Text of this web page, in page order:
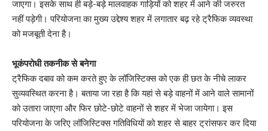
जाएगा। इसके साथ ही बड़े-बड़े मालवाहक गाड़ियों को शहर में आने की जरुरत
नहीं पड़ेगी। परियोजना का मुख्य उद्देश्य शहर में लगातार बढ़ रहे ट्रैफिक व्यवस्था
को मजबूती देना है।
भूकंपरोधी तकनीक से बनेगा
ट्रैफिक दबाव को कम करते हुए के लॉजिस्टिक्स को एक ही छत के नीचे लाकर
सुव्यवस्थित करना है। बताया जा रहा है कि यहां से बड़े वाहनों में आने वाले सामानों
को उतारा जाएगा और फिर छोटे-छोटे वाहनों से शहर में भेजा जायेगा। इस
परियोजना के जरिए लॉजिस्टिक्स गतिविधियों को शहर से बाहर ट्रांसफर कर दिया